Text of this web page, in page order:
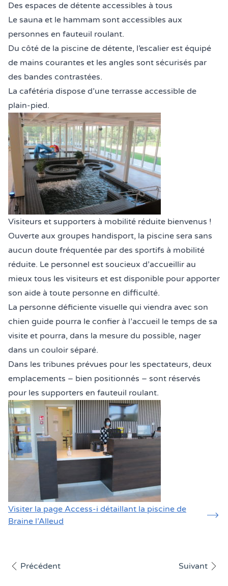
Des espaces de détente accessibles à tous
Le sauna et le hammam sont accessibles aux
personnes en fauteuil roulant.
Du côté de la piscine de détente, l’escalier est équipé
de mains courantes et les angles sont sécurisés par
des bandes contrastées.
La cafétéria dispose d’une terrasse accessible de
plain-pied.
Visiteurs et supporters à mobilité réduite bienvenus !
Ouverte aux groupes handisport, la piscine sera sans
aucun doute fréquentée par des sportifs à mobilité
réduite. Le personnel est soucieux d’accueillir au
mieux tous les visiteurs et est disponible pour apporter
son aide à toute personne en difficulté.
La personne déficiente visuelle qui viendra avec son
chien guide pourra le confier à l’accueil le temps de sa
visite et pourra, dans la mesure du possible, nager
dans un couloir séparé.
Dans les tribunes prévues pour les spectateurs, deux
emplacements – bien positionnés – sont réservés
pour les supporters en fauteuil roulant.
Visiter la page Access-i détaillant la piscine de
Braine l’Alleud
Afficher l'article
Précédent Afficher
Suivant